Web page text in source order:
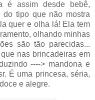
é assim desde bebê,
do tipo que não mostra
quer e olha lá! Ela tem
olhando minhas
são tão parecidas...
nas brincadeiras em
----> mandona e
É uma princesa, séria,
e alegre.